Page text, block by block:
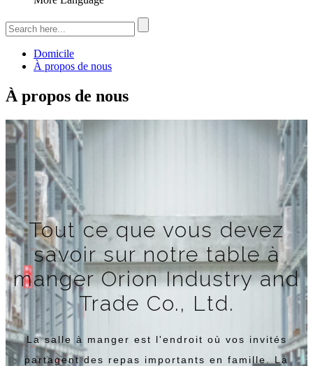
Domicile
À propos de nous
À propos de nous
Tout ce que vous devez
savoir sur notre table à
manger Orion Industry and
Trade Co., Ltd.
La salle à manger est l'endroit où vos invités
partagent des repas importants en famille. La